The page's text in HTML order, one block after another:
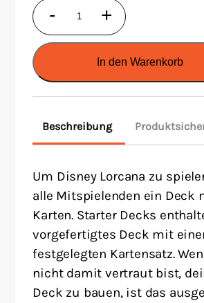
-
Disney
Lorcana
Starter
Menge
+
In den Warenkorb
Beschreibung
Um Disney Lorcana zu
alle Mitspielenden ein Deck
Karten. Starter Decks
vorgefertigtes Deck mit
festgelegten Kartensatz.
nicht damit vertraut bist,
Deck zu bauen, ist das